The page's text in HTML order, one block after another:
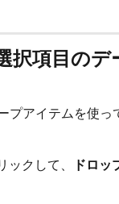
択項目のデ
アイテムを使っ
クして、
ドロッ